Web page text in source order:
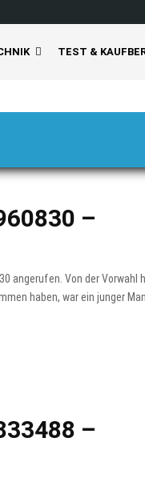
TEST &
–
angerufen. Von der Vorwahl
haben, war ein junger
–